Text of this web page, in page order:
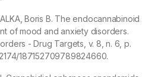
Boris B. The endocannabinoid
of mood and anxiety disorders.
- Drug Targets , v. 8, n. 6, p.
187152709789824660.